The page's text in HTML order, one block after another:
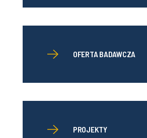
OFERTA BADAWCZA
PROJEKTY